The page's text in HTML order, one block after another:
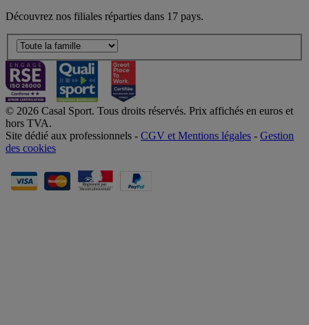
Découvrez nos filiales réparties dans 17 pays.
© 2026 Casal Sport. Tous droits réservés. Prix affichés en euros et
hors TVA.
Site dédié aux professionnels - CGV et Mentions légales - Gestion
des cookies